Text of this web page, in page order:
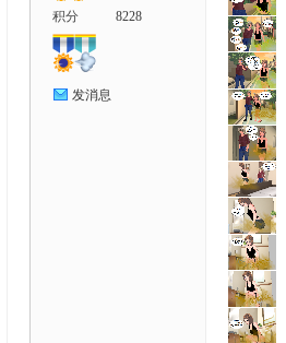
积分 8228
发消息